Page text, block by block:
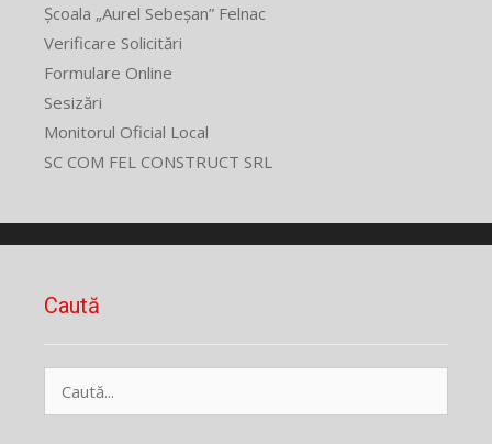
Școala „Aurel Sebeșan” Felnac
Verificare Solicitări
Formulare Online
Sesizări
Monitorul Oficial Local
SC COM FEL CONSTRUCT SRL
Caută
după: